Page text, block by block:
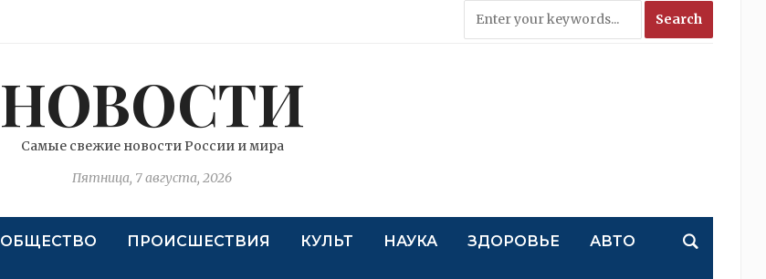
НОВОСТИ
Самые свежие новости России и мира
Пятница, 7 августа, 2026
ОБЩЕСТВО ПРОИСШЕСТВИЯ КУЛЬТ НАУКА ЗДОРОВЬЕ АВТО